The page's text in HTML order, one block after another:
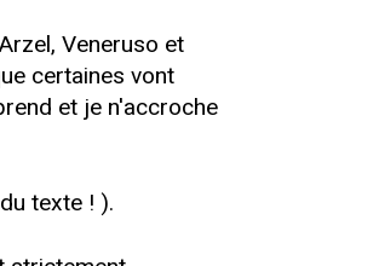
Veneruso et
certaines vont
et je n'accroche
texte ! ).